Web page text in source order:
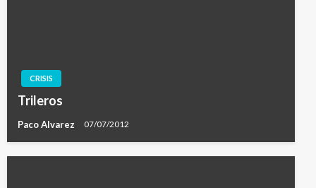
CRISIS
Trileros
Paco Alvarez 07/07/2012